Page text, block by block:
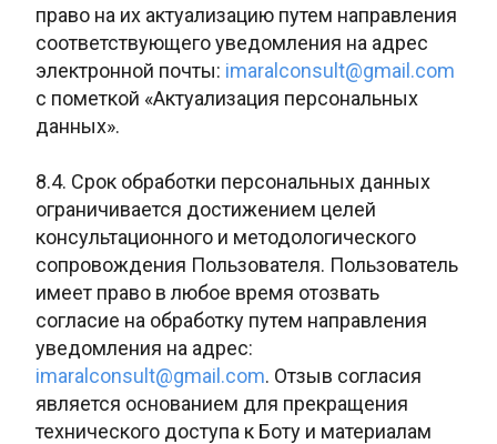
право на их актуализацию путем направления
соответствующего уведомления на адрес
электронной почты: imaralconsult@gmail.com
с пометкой «Актуализация персональных
данных».
8.4. Срок обработки персональных данных
ограничивается достижением целей
консультационного и методологического
сопровождения Пользователя. Пользователь
имеет право в любое время отозвать
согласие на обработку путем направления
уведомления на адрес:
imaralconsult@gmail.com. Отзыв согласия
является основанием для прекращения
технического доступа к Боту и материалам